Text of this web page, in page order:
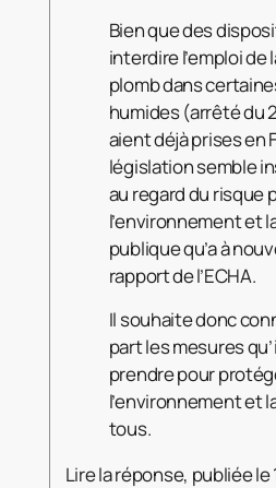
Bien que des
interdire l’emploi de
plomb dans
humides (arrêté du
aient déjà prises en
législation semble
au regard du risque
l’environnement et
publique qu’a à
rapport de l’ECHA.
Il souhaite donc
part les mesures
prendre pour
l’environnement et
tous.
Lire la réponse, publiée